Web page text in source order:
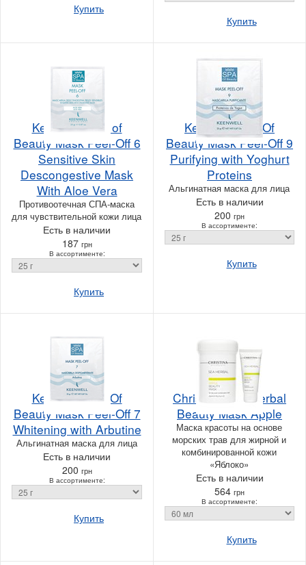
Купить
Купить
Keenwell SPA of
Beauty Mask Peel-Off 6
Sensitive Skin
Descongestive Mask
With Aloe Vera
Противоотечная СПА-маска
для чувствительной кожи лица
Есть в наличии
187 грн
В ассортименте:
Купить
Keenwell Spa Of
Beauty Mask Peel-Off 9
Purifying with Yoghurt
Proteins
Альгинатная маска для лица
Есть в наличии
200 грн
В ассортименте:
Купить
Keenwell Spa Of
Beauty Mask Peel-Off 7
Whitening with Arbutine
Альгинатная маска для лица
Есть в наличии
200 грн
В ассортименте:
Купить
Christina Sea Herbal
Beauty Mask Apple
Маска красоты на основе
морских трав для жирной и
комбинированной кожи
«Яблоко»
Есть в наличии
564 грн
В ассортименте:
Купить